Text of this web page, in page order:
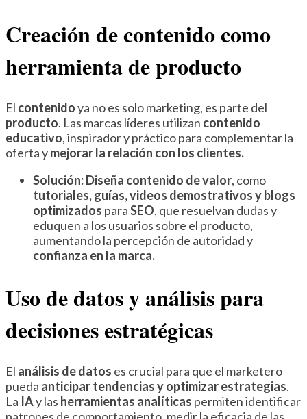
Creación de contenido como
herramienta de producto
El contenidoya no es solo marketing, es parte del
producto. Las marcas líderes utilizan contenido
educativo, inspirador y práctico para complementar la
oferta ymejorar la relación con los clientes.
Solución:Diseña contenido de valor, como
tutoriales, guías, videos demostrativos y blogs
optimizados paraSEO, que resuelvan dudas y
eduquen a los usuarios sobre el producto,
aumentando la percepción de autoridad y
confianza en la marca.
Uso de datos y análisis para
decisiones estratégicas
El análisis de datos es crucial para que el marketero
pueda anticipar tendencias y optimizar estrategias.
La IAy las herramientas analíticas permiten identificar